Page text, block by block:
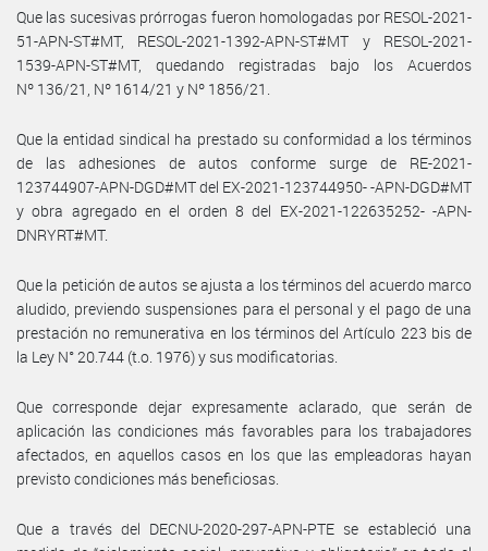
Que las sucesivas prórrogas fueron homologadas por RESOL-2021-
51-APN-ST#MT, RESOL-2021-1392-APN-ST#MT y RESOL-2021-
1539-APN-ST#MT, quedando registradas bajo los Acuerdos
Nº 136/21, Nº 1614/21 y Nº 1856/21.
Que la entidad sindical ha prestado su conformidad a los términos
de las adhesiones de autos conforme surge de RE-2021-
123744907-APN-DGD#MT del EX-2021-123744950- -APN-DGD#MT
y obra agregado en el orden 8 del EX-2021-122635252- -APN-
DNRYRT#MT.
Que la petición de autos se ajusta a los términos del acuerdo marco
aludido, previendo suspensiones para el personal y el pago de una
prestación no remunerativa en los términos del Artículo 223 bis de
la Ley N° 20.744 (t.o. 1976) y sus modificatorias.
Que corresponde dejar expresamente aclarado, que serán de
aplicación las condiciones más favorables para los trabajadores
afectados, en aquellos casos en los que las empleadoras hayan
previsto condiciones más beneficiosas.
Que a través del DECNU-2020-297-APN-PTE se estableció una